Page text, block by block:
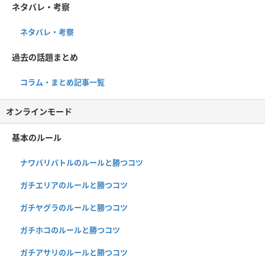
ネタバレ・考察
ネタバレ・考察
過去の話題まとめ
コラム・まとめ記事一覧
オンラインモード
基本のルール
ナワバリバトルのルールと勝つコツ
ガチエリアのルールと勝つコツ
ガチヤグラのルールと勝つコツ
ガチホコのルールと勝つコツ
ガチアサリのルールと勝つコツ